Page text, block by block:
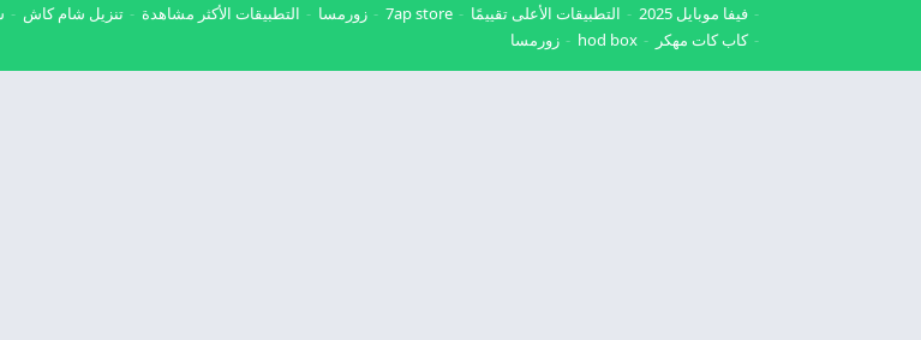
فيفا موبايل 2025
التطبيقات الأعلى تقييمًا 7ap store زورمسا التطبيقات الأكثر مشاهدة تنزيل شام كاش
كاب كات مهكر
hod box زورمسا